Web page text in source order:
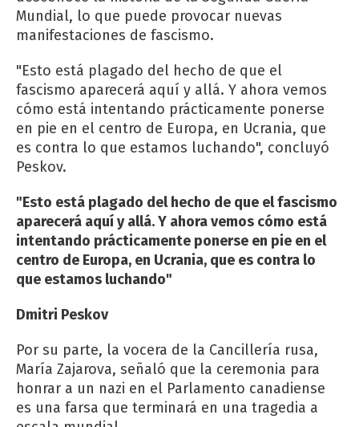
Mundial, lo que puede provocar nuevas
manifestaciones de fascismo.
"Esto está plagado del hecho de que el
fascismo aparecerá aquí y allá. Y ahora vemos
cómo está intentando prácticamente ponerse
en pie en el centro de Europa, en Ucrania, que
es contra lo que estamos luchando", concluyó
Peskov.
"Esto está plagado del hecho de que el fascismo
aparecerá aquí y allá. Y ahora vemos cómo está
intentando prácticamente ponerse en pie en el
centro de Europa, en Ucrania, que es contra lo
que estamos luchando"
Dmitri Peskov
Por su parte, la vocera de la Cancillería rusa,
María Zajarova, señaló que la ceremonia para
honrar a un nazi en el Parlamento canadiense
es una farsa que terminará en una tragedia a